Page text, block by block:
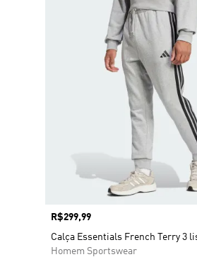
Preço
R$299,99
Calça Essentials French Terry 3
Homem Sportswear